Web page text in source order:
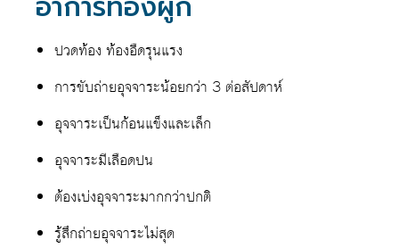
ปวดท้อง ท้องอืดรุนแรง
การขับถ่ายอุจจาระน้อยกว่า 3 ต่อสัปดาห์
อุจจาระเป็นก้อนแข็งและเล็ก
อุจจาระมีเลือดปน
ต้องเบ่งอุจจาระมากกว่าปกติ
รู้สึกถ่ายอุจจาระไม่สุด